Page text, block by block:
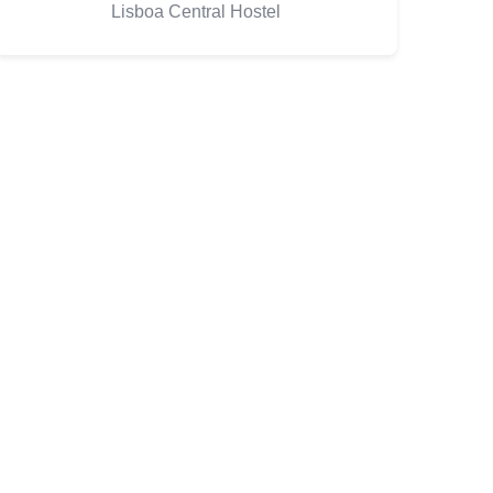
Lisboa Central Hostel